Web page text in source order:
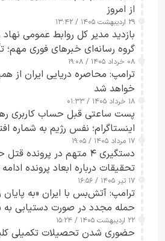
از امروز
۲۹ اردیبهشت ۱۴۰۵ / ۱۳:۴۲
بازدید مدیر کل روابط عمومی
گروه رسانه‌ای خبرهای فوری مهم؛
رسانه‌های هوشمند و مسئول در
۰۸ خرداد ۱۴۰۵ / ۱۹:۰۸
ترامپ: محاصره دریایی ایران از
خواهد شد
۱۸ خرداد ۱۴۰۵ / ۰۱:۳۳
پست ساعتی قبل حساب کاربری
اینستاگرام؛ نفس رژیم به شماره
۱۷ مرداد ۱۴۰۵ / ۱۹:۰۵
دستگیری ۴ متهم در
تحقیقات درباره ابعاد پرونده ادامه
۱۷ تیر ۱۴۰۵ / ۱۶:۵۶
ترامپ: آتش‌بس با ایران «به
حمله مجدد در صورت دستیابی
۲۲ اردیبهشت ۱۴۰۵ / ۱۵:۲۴
حضوری شدن تحصیلات تکمیلی